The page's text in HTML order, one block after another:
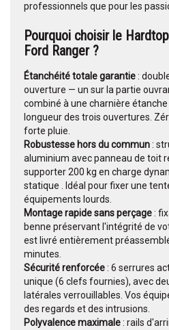
professionnels que pour les
Pourquoi choisir le
Ford Ranger ?
Étanchéité totale garantie:
ouverture — un sur la partie
combiné à une charnière
longueur des trois ouvertures.
forte pluie.
Robustesse hors du commun:
aluminium avec panneau de toit
supporter 200 kg en charge
statique . Idéal pour fixer une
équipements lourds.
Montage rapide sans perçage:
benne préservant l'intégrité de
est livré entièrement
minutes.
Sécurité renforcée: 6 serrures
unique (6 clefs fournies), avec
latérales verrouillables. Vos
des regards et des intrusions.
Polyvalence maximale: rails